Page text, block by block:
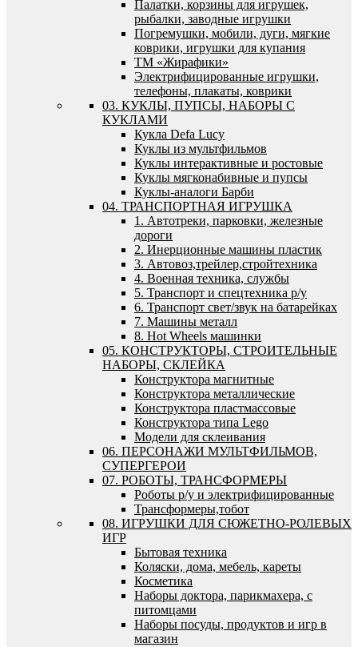
Палатки, корзины для игрушек,
рыбалки, заводные игрушки
Погремушки, мобили, дуги, мягкие
коврики, игрушки для купания
ТМ «Жирафики»
Электрифицированные игрушки,
телефоны, плакаты, коврики
03. КУКЛЫ, ПУПСЫ, НАБОРЫ С
КУКЛАМИ
Кукла Defa Lucy
Куклы из мультфильмов
Куклы интерактивные и ростовые
Куклы мягконабивные и пупсы
Куклы-аналоги Барби
04. ТРАНСПОРТНАЯ ИГРУШКА
1. Автотреки, парковки, железные
дороги
2. Инерционные машины пластик
3. Автовоз,трейлер,стройтехника
4. Военная техника, службы
5. Транспорт и спецтехника р/у
6. Транспорт свет/звук на батарейках
7. Машины металл
8. Hot Wheels машинки
05. КОНСТРУКТОРЫ, СТРОИТЕЛЬНЫЕ
НАБОРЫ, СКЛЕЙКА
Конструктора магнитные
Конструктора металлические
Конструктора пластмассовые
Конструктора типа Lego
Модели для склеивания
06. ПЕРСОНАЖИ МУЛЬТФИЛЬМОВ,
СУПЕРГЕРОИ
07. РОБОТЫ, ТРАНСФОРМЕРЫ
Роботы р/у и электрифицированные
Трансформеры,тобот
08. ИГРУШКИ ДЛЯ СЮЖЕТНО-РОЛЕВЫХ
ИГР
Бытовая техника
Коляски, дома, мебель, кареты
Косметика
Наборы доктора, парикмахера, с
питомцами
Наборы посуды, продуктов и игр в
магазин